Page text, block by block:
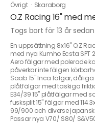
Övrigt · Skaraborg
O.Z Racing 16" med
Togs bort för 13 år sedan
En uppsättning 8x16" O.Z
med nya Kumho Ecsta SPT
Aero fälgar med polerade
påverkar inte fälgen
Saab 15" Inca fälgar,
plåtfälgar med taskiga
E34/39 15" plåtfälgar med
fusksplit 15" fälgar med
99/900 och diverse
Passar nya V70/ S80/